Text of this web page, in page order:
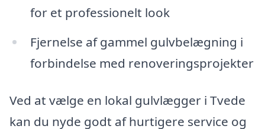
for et professionelt look
Fjernelse af gammel gulvbelægning i
forbindelse med renoveringsprojekter
Ved at vælge en lokal gulvlægger i Tvede
kan du nyde godt af hurtigere service og